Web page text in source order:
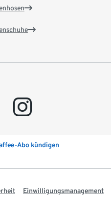
instagram
Abo kündigen
Einwilligungsmanagement